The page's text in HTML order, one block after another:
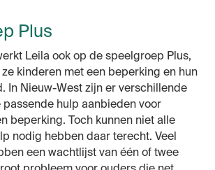
Plus
Leila ook op de speelgroep Plus,
kinderen met een beperking en hun
In Nieuw-West zijn er verschillende
hulp aanbieden voor
beperking. Toch kunnen niet alle
nodig hebben daar terecht. Veel
een wachtlijst van één of twee